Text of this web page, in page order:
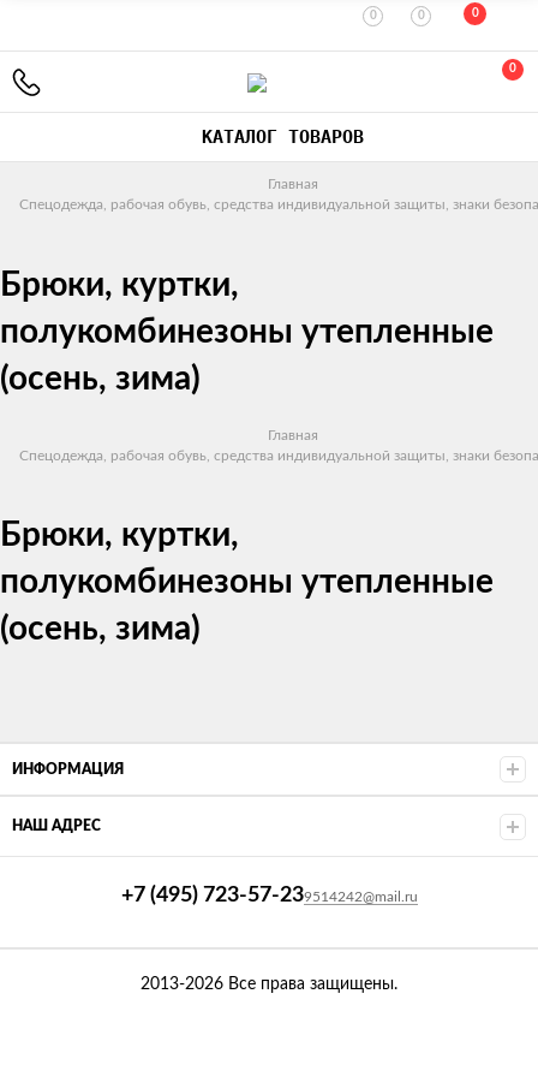
0 0 0
0
КАТАЛОГ ТОВАРОВ
Главная
Спецодежда, рабочая обувь, средства индивидуальной защиты, знаки
Брюки, куртки,
полукомбинезоны утепленные
(осень, зима)
Главная
Спецодежда, рабочая обувь, средства индивидуальной защиты, знаки
Брюки, куртки,
полукомбинезоны утепленные
(осень, зима)
ИНФОРМАЦИЯ
НАШ АДРЕС
+7 (495) 723-57-239514242@mail.ru
2013-2026 Все права защищены.